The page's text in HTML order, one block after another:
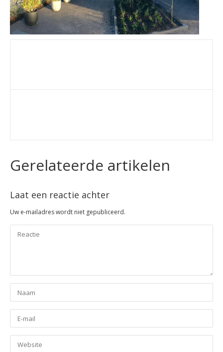
Gerelateerde artikelen
Laat een reactie achter
Uw e-mailadres wordt niet gepubliceerd.